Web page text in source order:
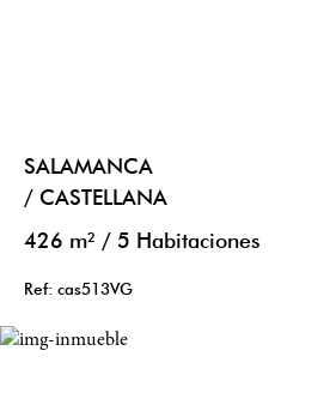
SALAMANCA
/ CASTELLANA
426 m² / 5 Habitaciones
Ref: cas513VG